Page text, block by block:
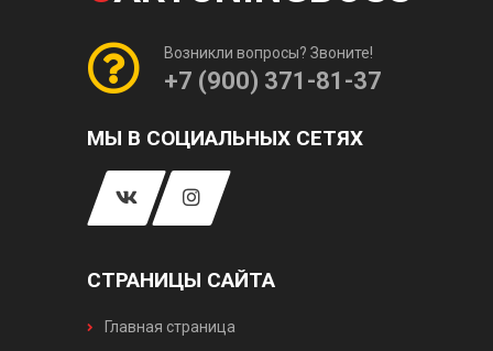
Возникли вопросы? Звоните!
+7 (900) 371-81-37
МЫ В СОЦИАЛЬНЫХ СЕТЯХ
СТРАНИЦЫ САЙТА
Главная страница